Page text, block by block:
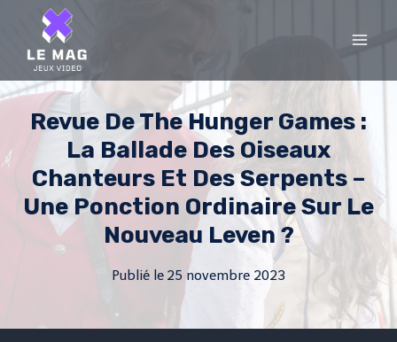
content
Revue De The Hunger Games :
La Ballade Des Oiseaux
Chanteurs Et Des Serpents –
Une Ponction Ordinaire Sur Le
Nouveau Leven ?
Publié le 25 novembre 2023